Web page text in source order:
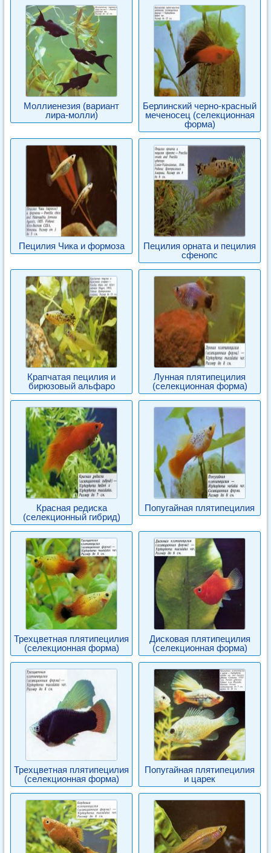
Моллиенезия (вариант
лира-молли)
Берлинский черно-красный
меченосец (селекционная
форма)
Пецилия Чика и формоза
Пецилия орната и пецилия
сфенопс
Крапчатая пецилия и
бирюзовый альфаро
Лунная плятипецилия
(селекционная форма)
Красная редиска
(селекционный гибрид)
Попугайная плятипецилия
Трехцветная плятипецилия
(селекционная форма)
Дисковая плятипецилия
(селекционная форма)
Трехцветная плятипецилия
(селекционная форма)
Попугайная плятипецилия
и царек